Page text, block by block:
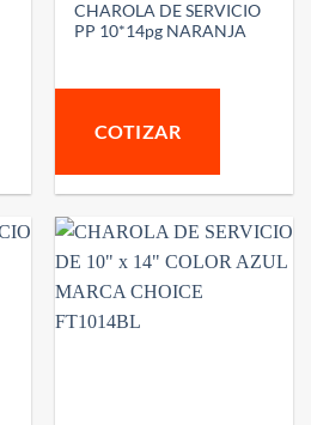
CHAROLA DE SERVICIO
PP 10*14pg NARANJA
COTIZAR